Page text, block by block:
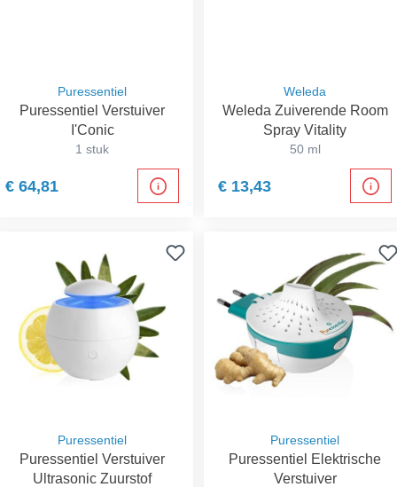
Puressentiel
Puressentiel Verstuiver
I'Conic
1 stuk
€ 64,81
Weleda
Weleda Zuiverende Room
Spray Vitality
50 ml
€ 13,43
Puressentiel
Puressentiel Verstuiver
Ultrasonic Zuurstof
Puressentiel
Puressentiel Elektrische
Verstuiver